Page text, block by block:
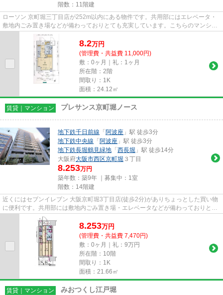
階数：11階建
ローソン 京町堀三丁目店が252m以内にある物件です。共用部にはエレベータ・
敷地内ごみ置き場などが備わっておりとても充実しています。こちらのマンショ
ンは2駅が近くにあり便利です...
8.2万円
(管理費・共益費 11,000円)
敷：0ヶ月｜礼：1ヶ月
所在階：2階
間取り：1K
面積：24.12㎡
賃貸｜マンション プレサンス京町堀ノース
地下鉄千日前線 「 阿波座 」駅 徒歩3分
地下鉄中央線 「 阿波座 」駅 徒歩3分
地下鉄長堀鶴見緑地 「 西長堀 」駅 徒歩14分
大阪府大阪市西区京町堀 ３丁目
8.253万円
築年数：築9年 ｜募集中： 1室
階数：14階建
近くにはセブンイレブン 大阪京町堀3丁目店(徒歩2分)がありちょっとした買い物
に便利です。共用部には敷地内ごみ置き場・エレベータなどが備わっておりとて
も充実しています。こちらは...
8.253万円
(管理費・共益費 7,470円)
敷：0ヶ月｜礼：9万円
所在階：10階
間取り：1K
面積：21.66㎡
賃貸｜マンション みおつくし江戸堀